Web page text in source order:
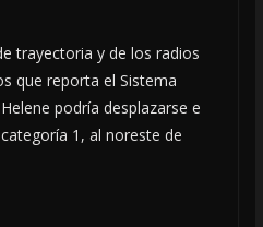
trayectoria y de los radios
que reporta el Sistema
podría desplazarse e
1, al noreste de